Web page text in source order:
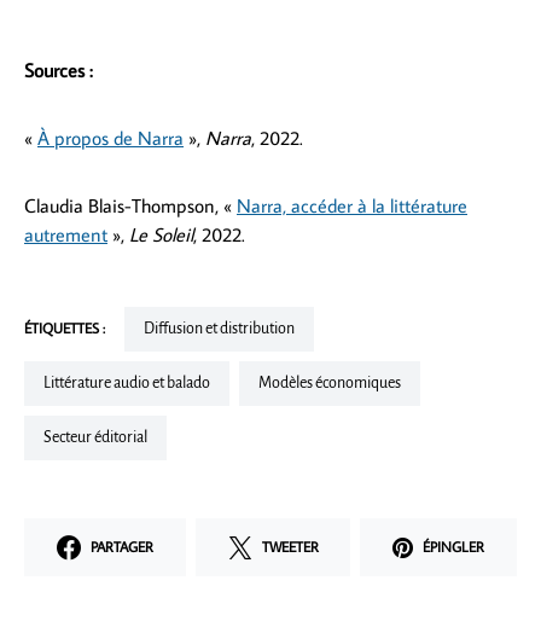
Sources :
« À propos de Narra », Narra, 2022.
Claudia Blais-Thompson, « Narra, accéder à la littérature
autrement », Le Soleil, 2022.
ÉTIQUETTES : Diffusion et distribution
Littérature audio et balado Modèles économiques
Secteur éditorial
PARTAGER TWEETER ÉPINGLER